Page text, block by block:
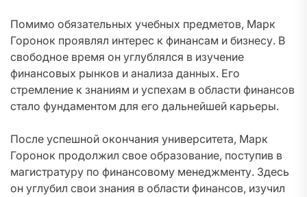
Помимо обязательных учебных предметов, Марк
Горонок проявлял интерес к финансам и бизнесу. В
свободное время он углублялся в изучение
финансовых рынков и анализа данных. Его
стремление к знаниям и успехам в области финансов
стало фундаментом для его дальнейшей карьеры.
После успешной окончания университета, Марк
Горонок продолжил свое образование, поступив в
магистратуру по финансовому менеджменту. Здесь
он углубил свои знания в области финансов, изучил